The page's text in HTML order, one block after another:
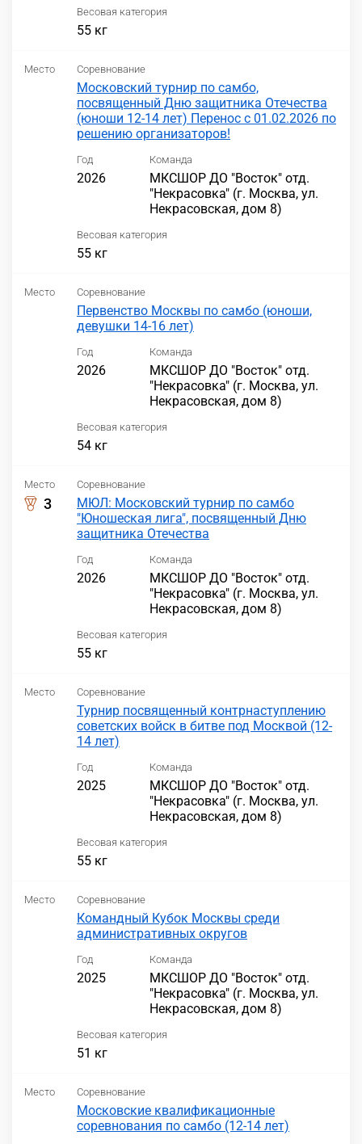
Весовая категория
55 кг
Место Соревнование
Московский турнир по самбо,
посвященный Дню защитника Отечества
(юноши 12-14 лет) Перенос с 01.02.2026 по
решению организаторов!
Год
2026
Команда
МКСШОР ДО "Восток" отд.
"Некрасовка" (г. Москва, ул.
Некрасовская, дом 8)
Весовая категория
55 кг
Место Соревнование
Первенство Москвы по самбо (юноши,
девушки 14-16 лет)
Год
2026
Команда
МКСШОР ДО "Восток" отд.
"Некрасовка" (г. Москва, ул.
Некрасовская, дом 8)
Весовая категория
54 кг
Место
3
Соревнование
МЮЛ: Московский турнир по самбо
"Юношеская лига", посвященный Дню
защитника Отечества
Год
2026
Команда
МКСШОР ДО "Восток" отд.
"Некрасовка" (г. Москва, ул.
Некрасовская, дом 8)
Весовая категория
55 кг
Место Соревнование
Турнир посвященный контрнаступлению
советских войск в битве под Москвой (12-
14 лет)
Год
2025
Команда
МКСШОР ДО "Восток" отд.
"Некрасовка" (г. Москва, ул.
Некрасовская, дом 8)
Весовая категория
55 кг
Место Соревнование
Командный Кубок Москвы среди
административных округов
Год
2025
Команда
МКСШОР ДО "Восток" отд.
"Некрасовка" (г. Москва, ул.
Некрасовская, дом 8)
Весовая категория
51 кг
Место Соревнование
Московские квалификационные
соревнования по самбо (12-14 лет)